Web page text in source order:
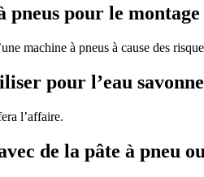
pour le montage
machine à pneus à cause des
pour l’eau
l’affaire.
de la pâte à pneu